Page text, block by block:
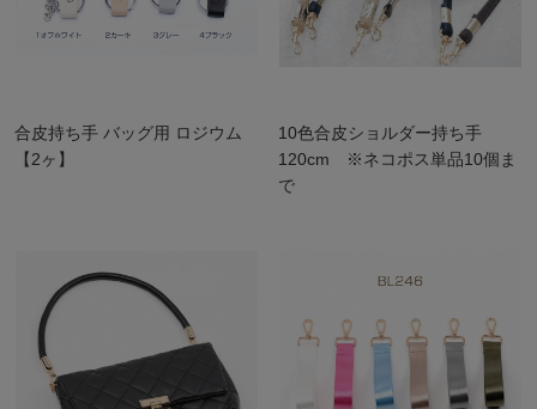
合皮持ち手 バッグ用 ロジウム
【2ヶ】
10色合皮ショルダー持ち手
120cm ※ネコポス単品10個ま
で